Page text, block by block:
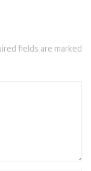
fields are marked